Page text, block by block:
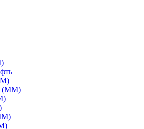
(ММ)